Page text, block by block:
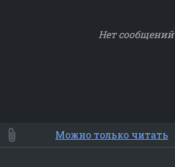
Нет сообщений
⭐ Мои Smile
Смайлики
Люди Животные Еда
Можно только читать